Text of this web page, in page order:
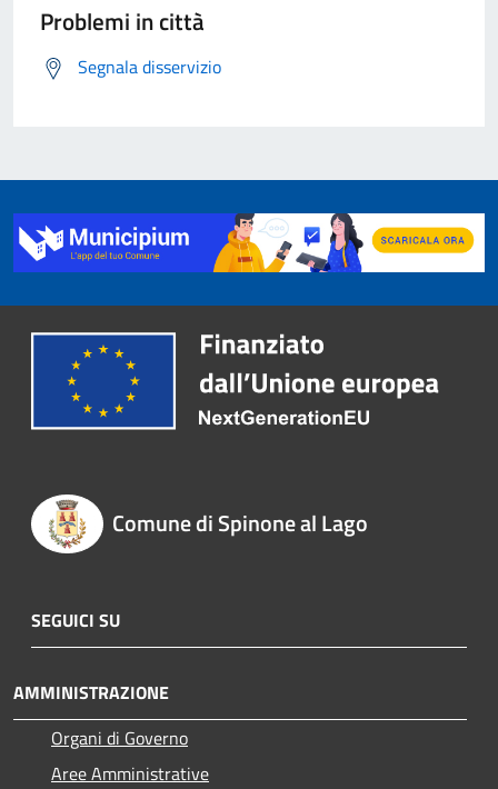
Problemi in città
Segnala disservizio
Comune di Spinone al Lago
SEGUICI SU
AMMINISTRAZIONE
Organi di Governo
Aree Amministrative